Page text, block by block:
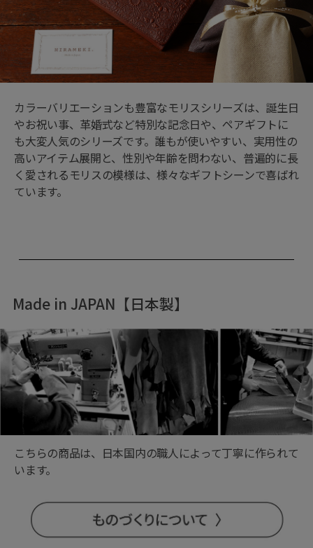
カラーバリエーションも豊富なモリスシリーズは、誕生日
やお祝い事、革婚式など特別な記念日や、ペアギフトに
も大変人気のシリーズです。誰もが使いやすい、実用性の
高いアイテム展開と、性別や年齢を問わない、普遍的に長
く愛されるモリスの模様は、様々なギフトシーンで喜ばれ
ています。
Made in JAPAN【日本製】
こちらの商品は、日本国内の職人によって丁寧に作られて
います。